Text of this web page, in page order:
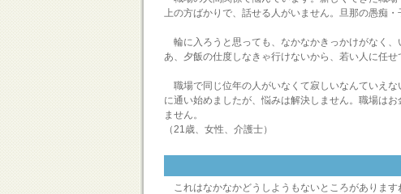
上の方ばかりで、話せる人がいません。旦那の愚痴
輪に入ろうと思っても、なかなかきっかけがなく
あ、夕飯の仕度しなきゃ行けないから、若い人に任せ
職場で同じ位年の人がいなくて寂しいなんていえ
に通い始めましたが、悩みは解決しません。職場は
ません。
（21歳、女性、介護士）
これはなかなかどうしようもないところがありま